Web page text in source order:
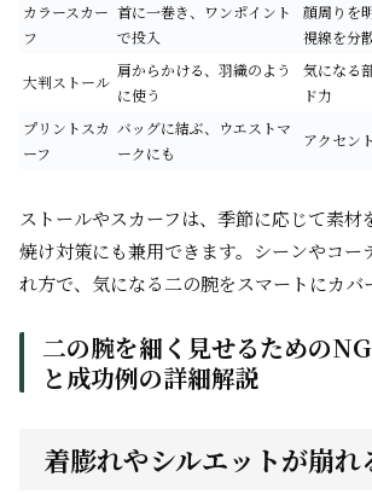
カラースカー
フ
首に一巻き、ワンポイント
で投入
顔周りを
視線を分
大判ストール
肩からかける、羽織のよう
に使う
気になる
ド力
プリントスカ
ーフ
バッグに結ぶ、ウエストマ
ークにも
アクセン
ストールやスカーフは、季節に応じて素材
焼け対策にも兼用できます。シーンやコー
れ方で、気になる二の腕をスマートにカバ
二の腕を細く見せるための
と成功例の詳細解説
着膨れやシルエットが崩れ